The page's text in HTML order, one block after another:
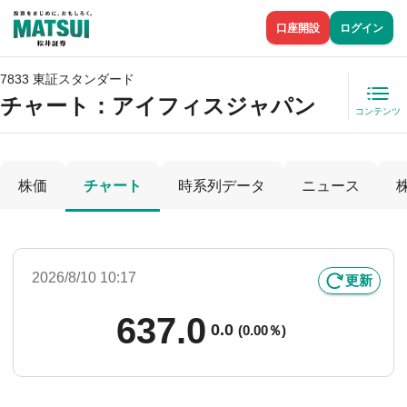
口座開設 ログイン
7833 東証スタンダード
チャート： アイフィスジャパン コンテンツ
株価 チャート 時系列データ ニュース
2026/8/10 10:17 更新
637.0 0.0 (0.00％)